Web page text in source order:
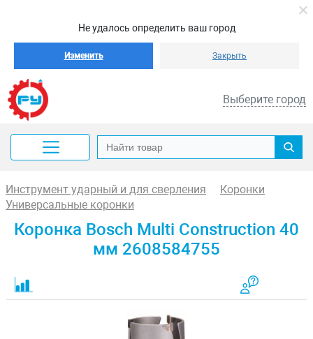
Не удалось определить ваш город
Изменить Закрыть
Выберите город
Инструмент ударный и для сверления
Коронки
Универсальные коронки
Коронка Bosch Multi Construction 40
мм 2608584755